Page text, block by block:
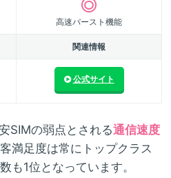
高速バースト機能
関連情報
公式サイト
SIMの弱点とされる通信速度
満足度は常にトップクラス
も1位となっています。